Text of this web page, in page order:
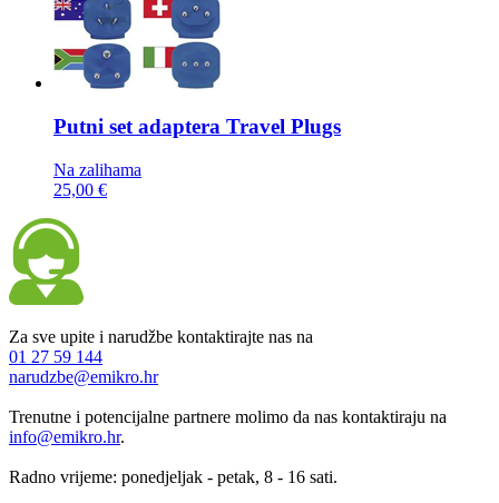
Putni set adaptera Travel Plugs
Na zalihama
25,00 €
Za sve upite i narudžbe kontaktirajte nas na
01 27 59 144
narudzbe@emikro.hr
Trenutne i potencijalne partnere molimo da nas kontaktiraju na
info@emikro.hr.
Radno vrijeme: ponedjeljak - petak, 8 - 16 sati.